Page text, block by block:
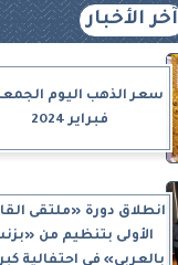
آخر الأخبار
فبراير 2024
انطلاق دورة «ملتقى
الأولى بتنظيم من
بالعربي» في احتفالية